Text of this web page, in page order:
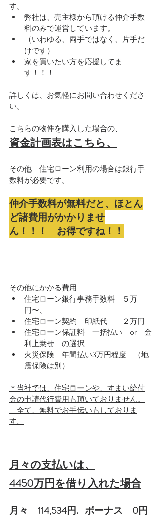
す。
弊社は、売主様から頂ける仲介手数
料のみで運営しています。
（いわゆる、両手ではなく、片手だ
けです）
家を買いたい方を応援してま
す！！！
詳しくは、お気軽にお問い合わせくださ
い。
こちらの物件を購入した場合の、
資金計画表はこちら、
その他　住宅ローン利用の場合は銀行手
数料が必要です。
仲介手数料が無料だと、ほとん
ど諸費用がかかりませ
ん！！！　お得ですね！！
その他にかかる費用
住宅ローン銀行事務手数料　５万
円〜、
住宅ローン契約　印紙代　　２万円
住宅ローン保証料　一括払い　or　金
利上乗せ　の選択
火災保険　年間払い3万円程度　（地
震保険は別）
＊当社では、住宅ローンや、すまい給付
金の申請代行費用も頂いておりません。
全て、無料でお手伝いもしておりま
す。
月々の支払いは、
4450万円を借り入れた場合
月々　114,534円.   ボーナス　0円